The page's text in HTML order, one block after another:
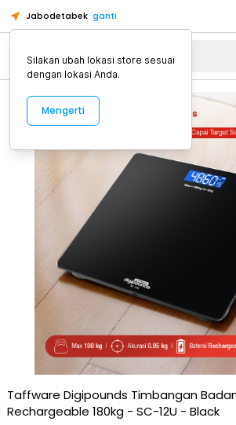
Jabodetabek ganti
Alat Kopi
Taffware Digipounds Timbangan
Rechargeable 180kg - SC-12U - Black
Silakan ubah lokasi store sesuai
dengan lokasi Anda.
Mengerti